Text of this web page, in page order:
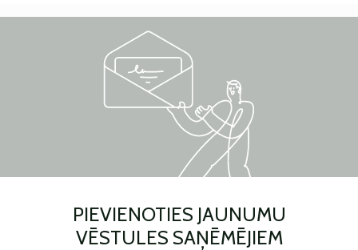
PIEVIENOTIES JAUNUMU
VĒSTULES SAŅĒMĒJIEM